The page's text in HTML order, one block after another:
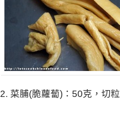
2. 菜脯(脆蘿蔔)：50克，切粒